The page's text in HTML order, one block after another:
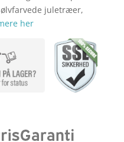
juletræer,
her